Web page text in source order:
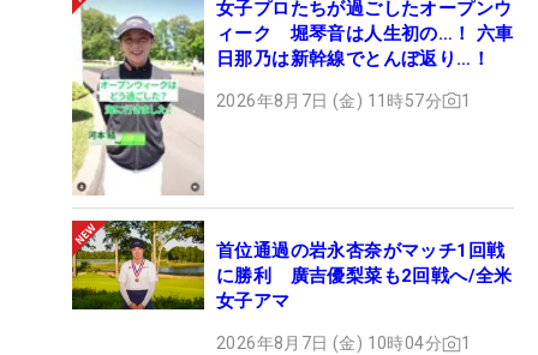
女子プロたちが過ごしたオープンウ
ィーク 堀琴音は人生初の…！ 六車
日那乃は新幹線でとんぼ返り…！
2026年8月7日 (金) 11時57分 1
首位通過の岩永杏奈がマッチ1回戦
に勝利 廣吉優梨菜も2回戦へ/全米
女子アマ
2026年8月7日 (金) 10時04分 1